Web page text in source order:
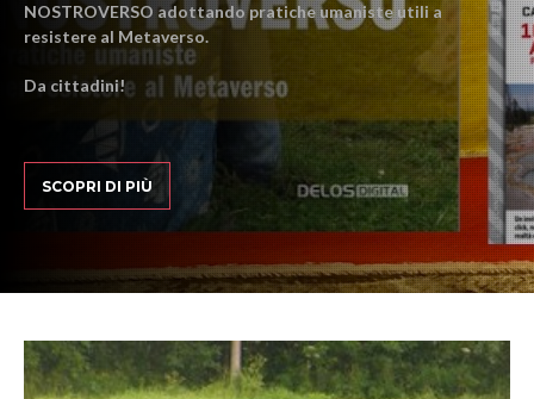
NOSTROVERSO adottando pratiche umaniste utili a
resistere al Metaverso.
Da cittadini!
SCOPRI DI PIÙ